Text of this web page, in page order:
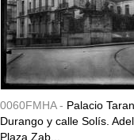
0060FMHA - Palacio
Durango y calle Solís.
Plaza Zab...